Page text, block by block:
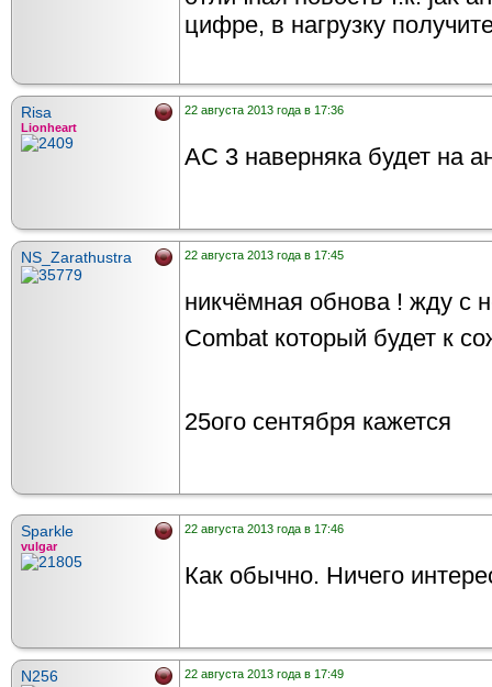
цифре, в нагрузку
Risa
Lionheart
22 августа 2013 года в 17:36
АС 3 наверняка будет на
NS_Zarathustra 22 августа 2013 года в 17:45
никчёмная обнова ! жду с
Combat который будет к
25ого сентября кажется
Sparkle
vulgar
22 августа 2013 года в 17:46
Как обычно. Ничего
N256 22 августа 2013 года в 17:49